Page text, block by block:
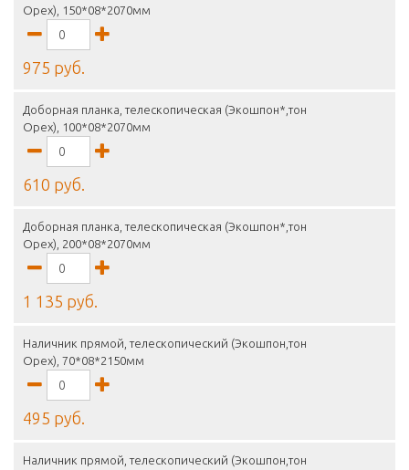
Орех), 150*08*2070мм
975 руб.
Доборная планка, телескопическая (Экошпон*,тон
Орех), 100*08*2070мм
610 руб.
Доборная планка, телескопическая (Экошпон*,тон
Орех), 200*08*2070мм
1 135 руб.
Наличник прямой, телескопический (Экошпон,тон
Орех), 70*08*2150мм
495 руб.
Наличник прямой, телескопический (Экошпон,тон